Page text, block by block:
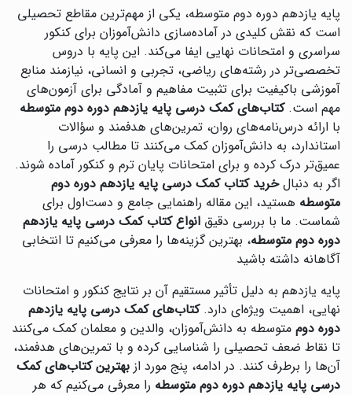
پایه یازدهم دوره دوم متوسطه، یکی از مهم‌ترین مقاطع تحصیلی
است که نقش کلیدی در آماده‌سازی دانش‌آموزان برای کنکور
سراسری و امتحانات نهایی ایفا می‌کند. این پایه با دروس
تخصصی‌تر در رشته‌های ریاضی، تجربی و انسانی، نیازمند منابع
آموزشی باکیفیت برای تثبیت مفاهیم و آمادگی برای آزمون‌های
مهم است.کتاب‌های کمک درسی پایه یازدهم دوره دوم متوسطه
با ارائه درس‌نامه‌های روان، تمرین‌های هدفمند و سؤالات
استاندارد، به دانش‌آموزان کمک می‌کنند تا مطالب درسی را
عمیق‌تر درک کرده و برای امتحانات پایان ترم و کنکور آماده شوند.
اگر به دنبالخرید کتاب کمک درسی پایه یازدهم دوره دوم
متوسطه هستید، این مقاله راهنمایی جامع و دست‌اول برای
شماست. ما با بررسی دقیق انواع کتاب کمک درسی پایه یازدهم
دوره دوم متوسطه، بهترین گزینه‌ها را معرفی می‌کنیم تا انتخابی
آگاهانه داشته باشید
پایه یازدهم به دلیل تأثیر مستقیم آن بر نتایج کنکور و امتحانات
نهایی، اهمیت ویژه‌ای دارد.کتاب‌های کمک درسی پایه یازدهم
دوره دوم متوسطه به دانش‌آموزان، والدین و معلمان کمک می‌کنند
تا نقاط ضعف تحصیلی را شناسایی کرده و با تمرین‌های هدفمند،
آن‌ها را برطرف کنند. در ادامه، پنج مورد از بهترین کتاب‌های کمک
درسی پایه یازدهم دوره دوم متوسطه را معرفی می‌کنیم که هر